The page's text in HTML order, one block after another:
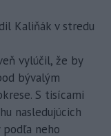
Kaliňák v stredu
vylúčil, že by
bývalým
S tisícami
nasledujúcich
neho